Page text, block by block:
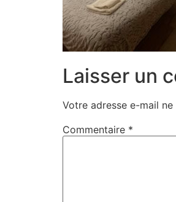
Laisser un
Votre adresse e-mail
Commentaire *